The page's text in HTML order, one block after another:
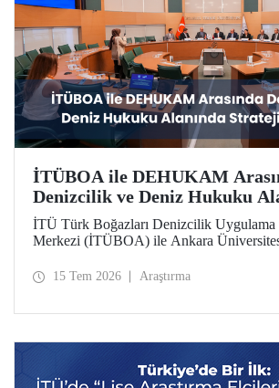
İTÜBOA ile DEHUKAM
Denizcilik ve Deniz Hukuku
Stratejik İş Birliği
İTÜ Türk Boğazları Denizcilik Uygulama
Merkezi (İTÜBOA) ile Ankara
denizcilik politikalarını ve Mavi Vatan
15 Tem 2026 Araştırma